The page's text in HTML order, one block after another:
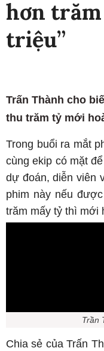
hơn
triệu”
Trấn Thành cho
thu trăm tỷ mới
Trong buổi ra mắt
cùng ekip có mặt
dự đoán, diễn viên
phim này nếu
trăm mấy tỷ thì mới
Trần
Chia sẻ của Trấn